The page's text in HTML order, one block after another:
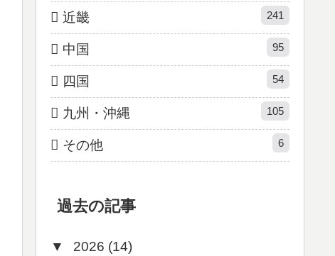
近畿 241
中国 95
四国 54
九州・沖縄 105
その他 6
過去の記事
▼ 2026 (14)